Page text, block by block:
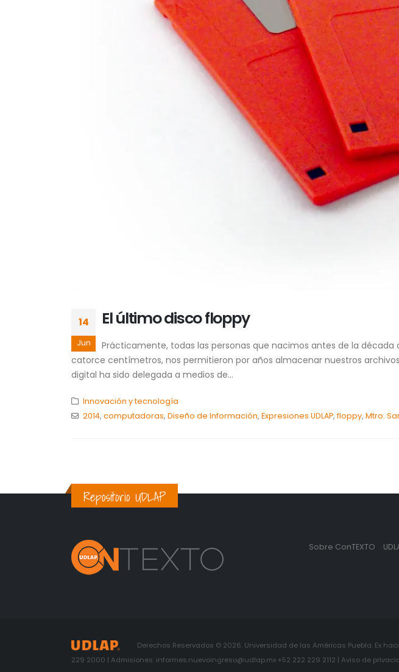
14
Jun
El último disco floppy
Prácticamente, todas las personas que nacimos antes de la
catorce centímetros, nos permitieron por años almacenar nuestros
digital ha sido delegada a medios de...
Innovación y tecnología
2014, computadoras, Diseño de Información, Expresiones UDLAP, floppy, Mtro.
Repositorio UDLAP
Sobre ConTEXTO
Derechos Reservados © 2026. Universidad de las Américas Puebla. Ex
229 2000 | Admisiones: informes.nuevoingreso@udlap.mx +52 222 229 2112 | Aviso de